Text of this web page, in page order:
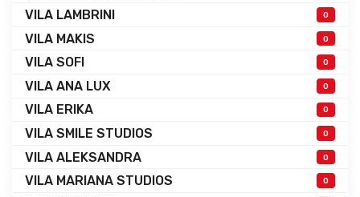
VILA LAMBRINI 0
VILA MAKIS 0
VILA SOFI 0
VILA ANA LUX 0
VILA ERIKA 0
VILA SMILE STUDIOS 0
VILA ALEKSANDRA 0
VILA MARIANA STUDIOS 0